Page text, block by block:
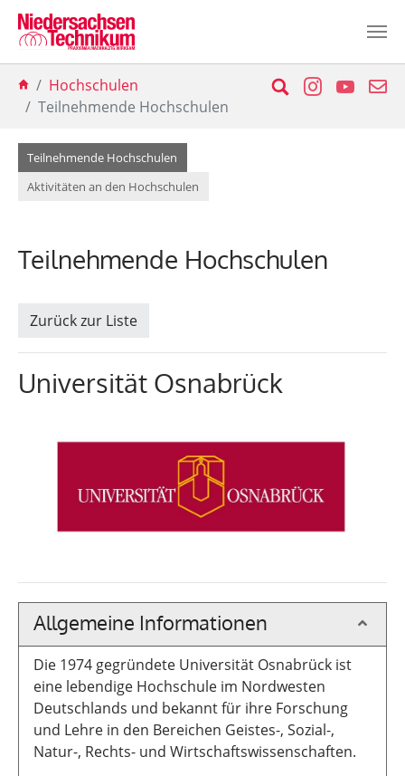
SucheInstagramE-
Hochschulen
Teilnehmende Hochschulen
Teilnehmende Hochschulen
Aktivitäten an den Hochschulen
Teilnehmende Hochschulen
Zurück zur Liste
Universität Osnabrück
Allgemeine Informationen
Die 1974 gegründete Universität Osnabrück ist
eine lebendige Hochschule im Nordwesten
Deutschlands und bekannt für ihre Forschung
und Lehre in den Bereichen Geistes-, Sozial-,
Natur-, Rechts- und Wirtschaftswissenschaften.